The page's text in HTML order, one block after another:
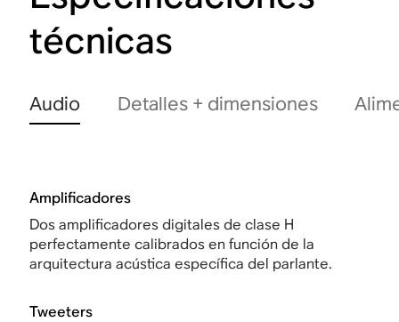
técnicas
Audio Detalles + dimensiones
Amplificadores
Dos amplificadores digitales de clase H
perfectamente calibrados en función de la
arquitectura acústica específica del parlante.
Tweeters